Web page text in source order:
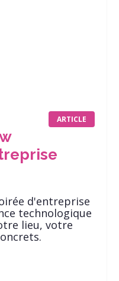
ARTICLE
d'entreprise
technologique
lieu, votre